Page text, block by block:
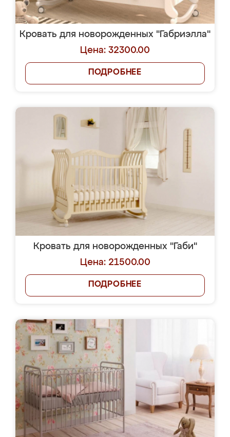
Кровать для новорожденных "Габриэлла"
Цена: 32300.00
ПОДРОБНЕЕ
Кровать для новорожденных "Габи"
Цена: 21500.00
ПОДРОБНЕЕ